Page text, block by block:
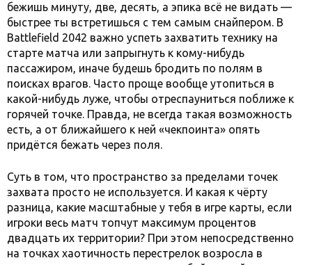
бежишь минуту, две, десять, а эпика всё не видать —
быстрее ты встретишься с тем самым снайпером. В
Battlefield 2042 важно успеть захватить технику на
старте матча или запрыгнуть к кому-нибудь
пассажиром, иначе будешь бродить по полям в
поисках врагов. Часто проще вообще утопиться в
какой-нибудь луже, чтобы отреспауниться поближе к
горячей точке. Правда, не всегда такая возможность
есть, а от ближайшего к ней «чекпоинта» опять
придётся бежать через поля.
Суть в том, что пространство за пределами точек
захвата просто не используется. И какая к чёрту
разница, какие масштабные у тебя в игре карты, если
игроки весь матч топчут максимум процентов
двадцать их территории? При этом непосредственно
на точках хаотичность перестрелок возросла в